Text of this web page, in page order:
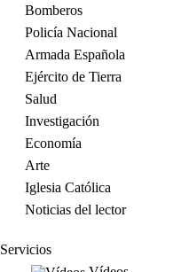
Bomberos
Policía Nacional
Armada Española
Ejército de Tierra
Salud
Investigación
Economía
Arte
Iglesia Católica
Noticias del lector
Servicios